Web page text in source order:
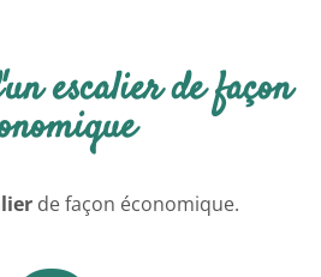
escalier de façon
de façon économique.